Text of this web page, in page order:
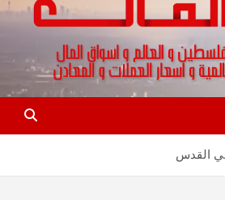
و تقارير اسواق المال و العملات
القدس